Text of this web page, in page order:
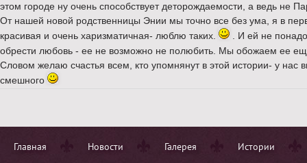
этом городе ну очень способствует деторождаемости, а ведь не
От нашей новой родственницы Энии мы точно все без ума, я в
красивая и очень харизматичная- люблю таких.
. И ей не
обрести любовь - ее не возможно не полюбить. Мы обожаем ее
Словом желаю счастья всем, кто упомнянут в этой истории- у нас
смешного
Главная Новости Галерея Истории